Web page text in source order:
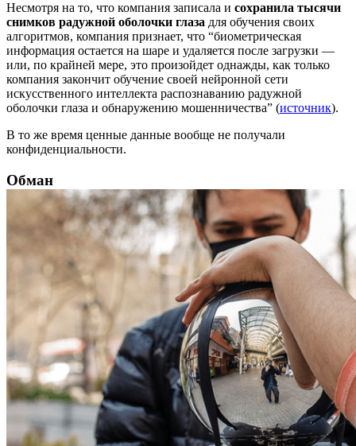
Несмотря на то, что компания записала и сохранила тысячи
снимков радужной оболочки глаза для обучения своих
алгоритмов, компания признает, что “биометрическая
информация остается на шаре и удаляется после загрузки —
или, по крайней мере, это произойдет однажды, как только
компания закончит обучение своей нейронной сети
искусственного интеллекта распознаванию радужной
оболочки глаза и обнаружению мошенничества” (источник).
В то же время ценные данные вообще не получали
конфиденциальности.
Обман